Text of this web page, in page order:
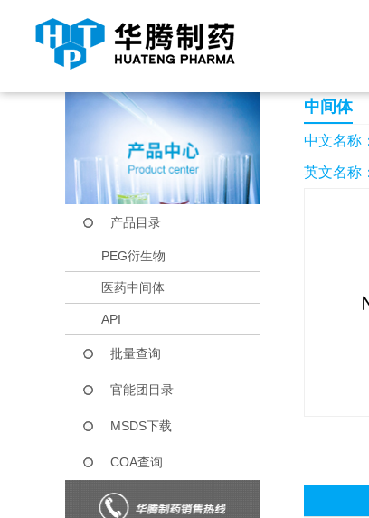
当前位置： 首页 产品中心 (1S,3R)-3-
产品目录
PEG衍生物
医药中间体
API
批量查询
官能团目录
MSDS下载
COA查询
中间体
中文名称
英文名称